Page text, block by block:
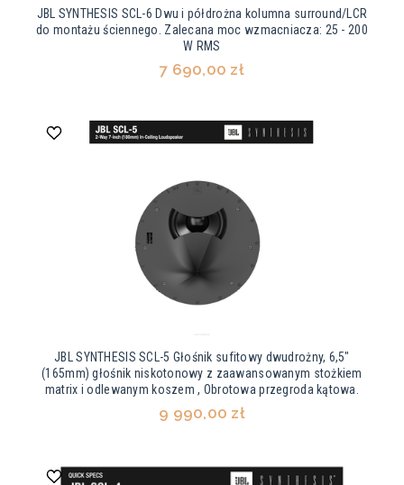
JBL SYNTHESIS SCL-6 Dwu i półdrożna kolumna surround/LCR
do montażu ściennego. Zalecana moc wzmacniacza: 25 - 200
W RMS
7 690,00 zł
JBL SYNTHESIS SCL-5 Głośnik sufitowy dwudrożny, 6,5"
(165mm) głośnik niskotonowy z zaawansowanym stożkiem
matrix i odlewanym koszem , Obrotowa przegroda kątowa.
9 990,00 zł